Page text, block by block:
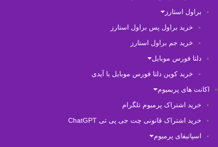
براول استارز
خرید براول پس براول استارز
خرید جم براول استارز
دلتا فورس موبایل
خرید کوین دلتا فورس موبایل با آیدی
اکانت های پریمیوم
خرید اشتراک پرمیوم تلگرام
خرید اشتراک قانونی چت جی پی تی ChatGPT
اسپاتیفای پرمیوم